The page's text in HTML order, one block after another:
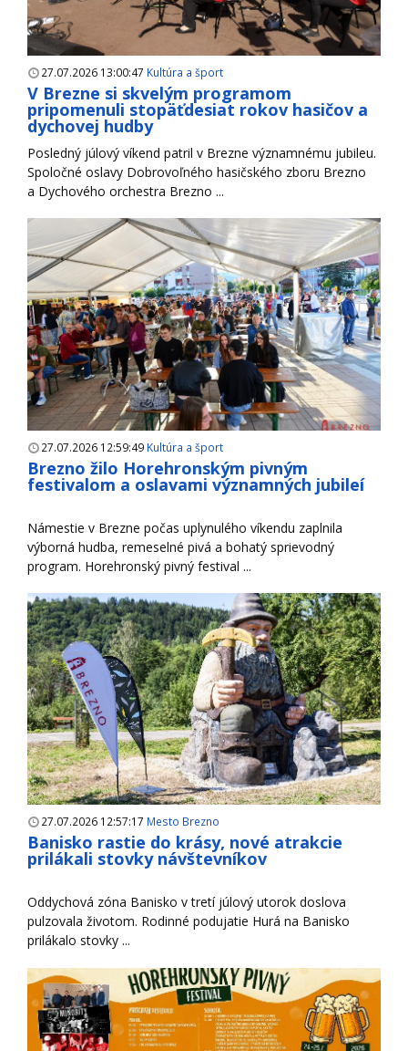
27.07.2026 13:00:47 Kultúra a šport
V Brezne si skvelým programom
pripomenuli stopäťdesiat rokov hasičov a
dychovej hudby
Posledný júlový víkend patril v Brezne významnému jubileu.
Spoločné oslavy Dobrovoľného hasičského zboru Brezno
a Dychového orchestra Brezno ...
27.07.2026 12:59:49 Kultúra a šport
Brezno žilo Horehronským pivným
festivalom a oslavami významných jubileí
Námestie v Brezne počas uplynulého víkendu zaplnila
výborná hudba, remeselné pivá a bohatý sprievodný
program. Horehronský pivný festival ...
27.07.2026 12:57:17 Mesto Brezno
Banisko rastie do krásy, nové atrakcie
prilákali stovky návštevníkov
Oddychová zóna Banisko v tretí júlový utorok doslova
pulzovala životom. Rodinné podujatie Hurá na Banisko
prilákalo stovky ...